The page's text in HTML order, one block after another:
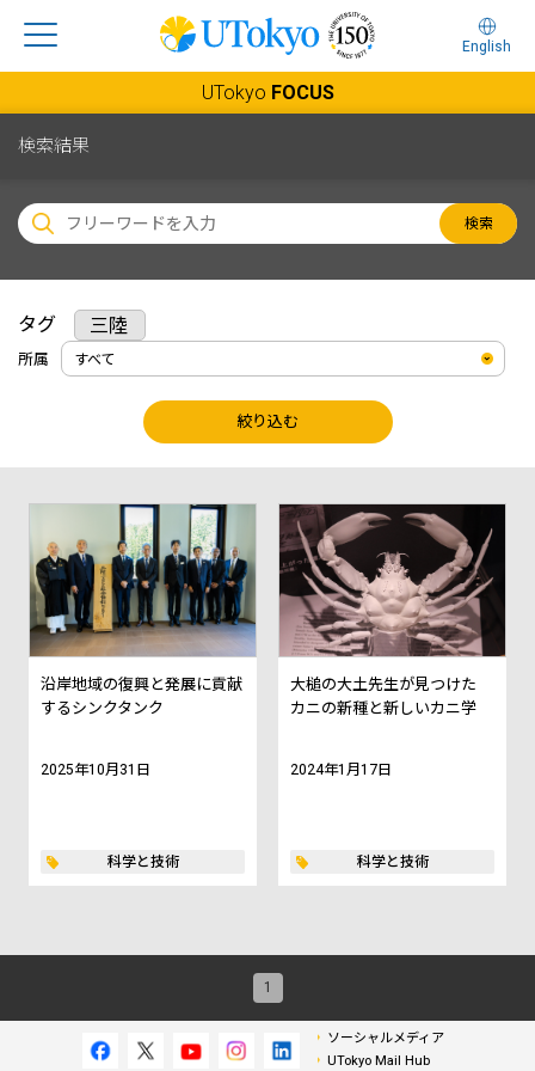
English
UTokyo FOCUS
検索結果
検索
タグ 三陸
所属
絞り込む
沿岸地域の復興と発展に貢献
するシンクタンク
2025年10月31日
科学と技術
大槌の大土先生が見つけた
カニの新種と新しいカニ学
2024年1月17日
科学と技術
1
ソーシャルメディア
UTokyo Mail Hub